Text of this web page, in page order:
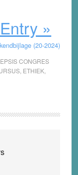
»
(20-2024)
CONGRES
, ETHIEK,